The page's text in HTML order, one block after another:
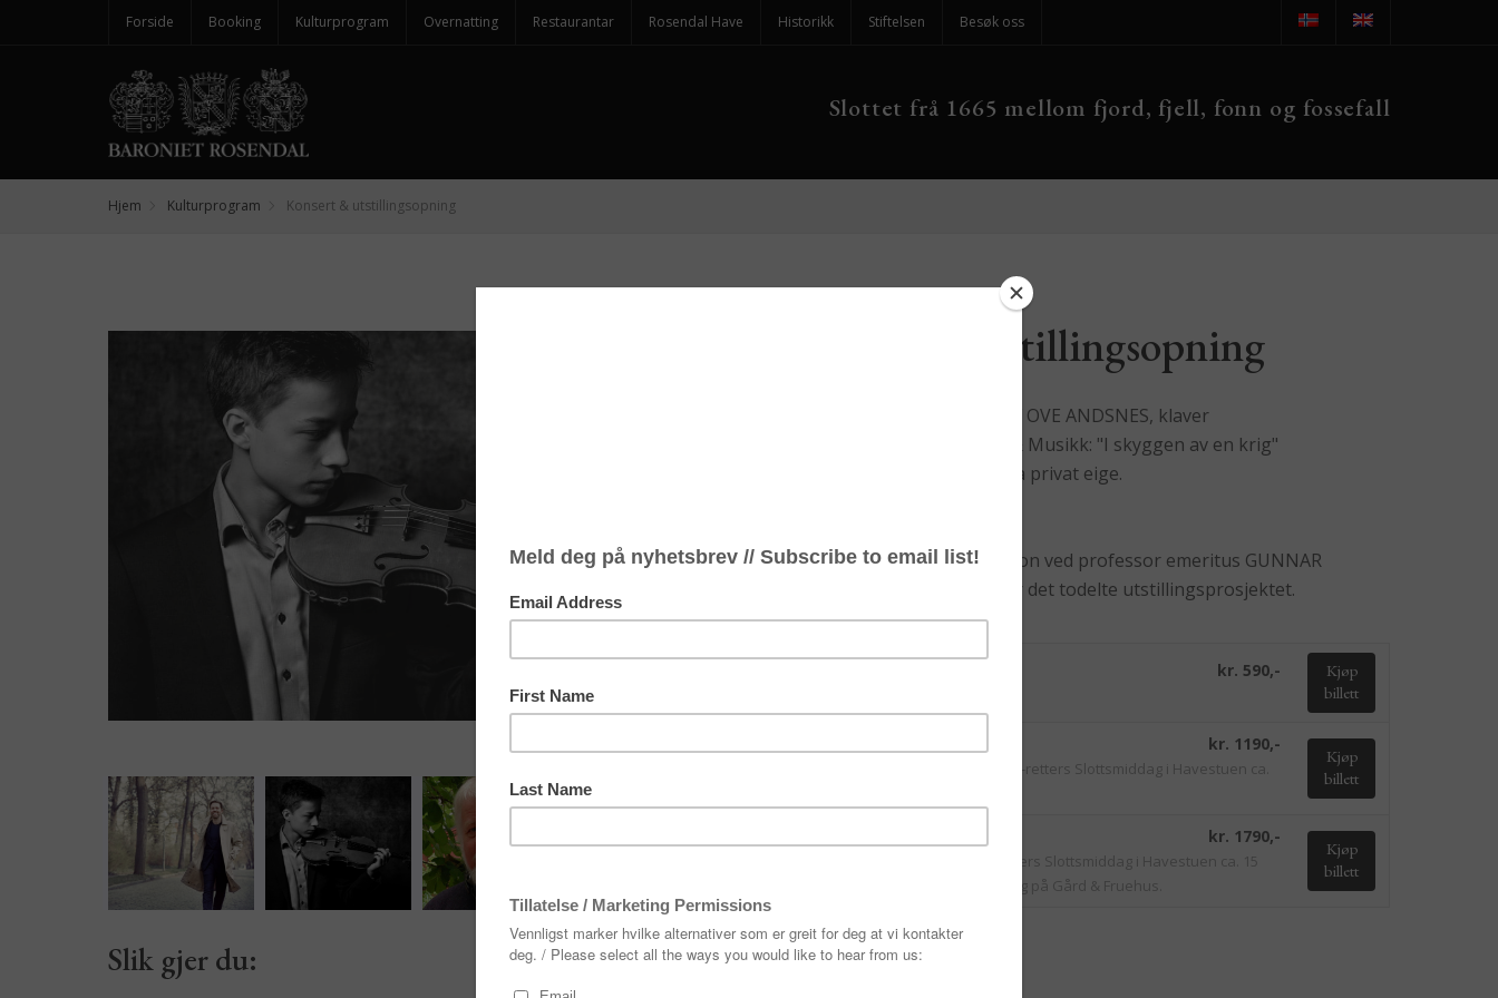
Forside Booking Kulturprogram Overnatting Restaurantar Rosendal Have Historikk Stiftelsen Besøk oss
Slottet frå 1665 mellom fjord, fjell, fonn og fossefall
Hjem Kulturprogram Konsert & utstillingsopning
Konsert & utstillingsopning
JOHAN DALENE, fiolin og LEIF OVE ANDSNES, klaver
Opning av utstillinga Maleri & Musikk: "I skyggen av en krig"
HÅKON BLEKEN, 22 maleri frå privat eige.
Ei digital utstilling. Introduksjon ved professor emeritus GUNNAR
DANBOLT som er kurator for det todelte utstillingsprosjektet.
kr. 590,-
Kjøp
billett
kr. 1190,-
Konsert og utstillingsopning, inkl. 3-retters Slottsmiddag i Havestuen ca.
Kjøp
billett
kr. 1790,-
Konsert, utstillingsopning og 3-retters Slottsmiddag i Havestuen ca. 15
min. etter konserten og overnatting på Gård & Fruehus.
Kjøp
billett
Slik gjer du: